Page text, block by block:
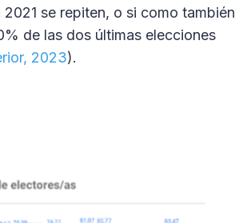
se repiten, o si como también
de las dos últimas elecciones
2023).